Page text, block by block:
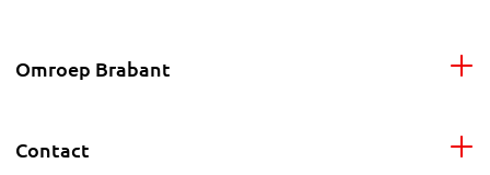
Omroep Brabant
Contact